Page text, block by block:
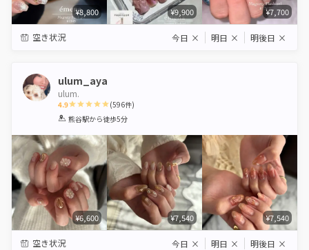
¥8,800 ¥9,900 ¥7,700
空き状況 今日 × 明日 × 明後日 ×
ulum_aya
ulum.
4.9
1 2 3 4 5
(596件)
熊谷駅から徒歩5分
¥6,600 ¥7,540 ¥7,540
空き状況 今日 × 明日 × 明後日 ×